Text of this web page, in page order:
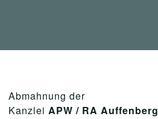
Abmahnung der
Kanzlei APW / RA Auffenberg